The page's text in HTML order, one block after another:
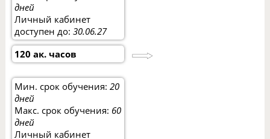
дней
Личный кабинет
доступен до:30.06.27
120 ак. часов
Мин. срок обучения:20
дней
Макс. срок обучения: 60
дней
Личный кабинет